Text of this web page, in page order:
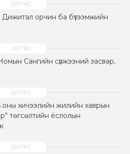
Дижитал орчин ба бүтээмжийн
Сангийн сүлжээний засвар,
хичээлийн жилийн хаврын
төгсөлтийн ёслолын